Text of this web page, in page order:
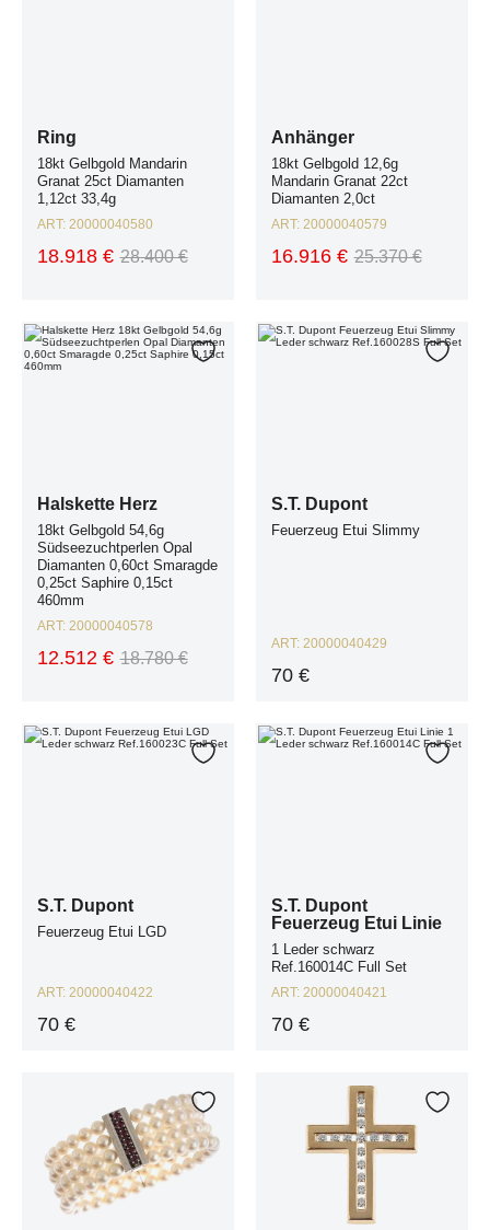
Ring
18kt Gelbgold Mandarin
Granat 25ct Diamanten
1,12ct 33,4g
ART: 20000040580
28.400 €
18.918 €
Anhänger
18kt Gelbgold 12,6g
Mandarin Granat 22ct
Diamanten 2,0ct
ART: 20000040579
25.370 €
16.916 €
Halskette Herz
18kt Gelbgold 54,6g
Südseezuchtperlen Opal
Diamanten 0,60ct Smaragde
0,25ct Saphire 0,15ct
460mm
Zur Wunschliste hinzufügen
ART: 20000040578
18.780 €
12.512 €
Halskette Herz 18kt Gelbgold 54,6g Südseezuchtperlen Opal
S.T. Dupont
Feuerzeug Etui Slimmy
Zur
ART: 20000040429
70 €
S.T. Dupont Feuerzeug Etui
S.T. Dupont
Feuerzeug Etui LGD
Zur Wunschliste hinzufügen
ART: 20000040422
70 €
S.T. Dupont Feuerzeug Etui LGD Leder schwarz Ref.160023C Full Set
S.T. Dupont
Feuerzeug Etui Linie
1 Leder schwarz
Ref.160014C Full Set
Zur
ART: 20000040421
70 €
S.T. Dupont Feuerzeug Etui Linie 1
Zur Wunschliste hinzufügenZur